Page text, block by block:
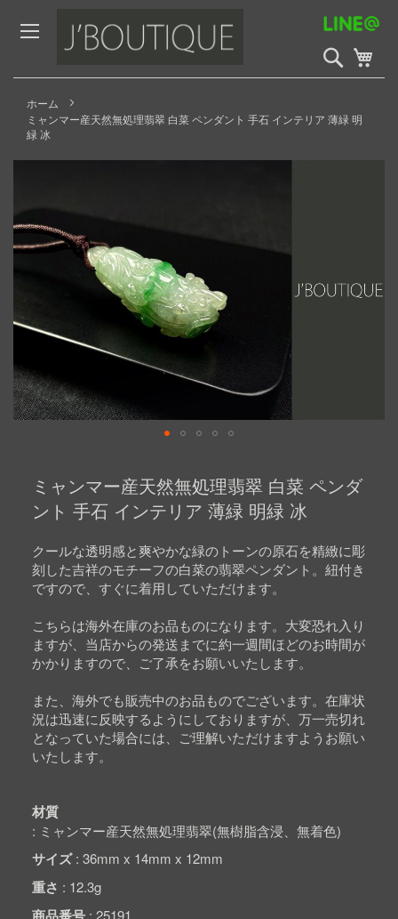
to
Content
検
索
開
ホーム
ミャンマー産天然無処理翡翠 白菜 ペンダント 手石 インテリア 薄緑 明
緑 冰
Skip
end
of
the
beginning
images
gallery
ミャンマー産天然無処理翡翠 白菜 ペンダ
ント 手石 インテリア 薄緑 明緑 冰
クールな透明感と爽やかな緑のトーンの原石を精緻に彫
刻した吉祥のモチーフの白菜の翡翠ペンダント。紐付き
ですので、すぐに着用していただけます。
こちらは海外在庫のお品ものになります。大変恐れ入り
ますが、当店からの発送までに約一週間ほどのお時間が
かかりますので、ご了承をお願いいたします。
また、海外でも販売中のお品ものでございます。在庫状
況は迅速に反映するようにしておりますが、万一売切れ
となっていた場合には、ご理解いただけますようお願い
いたします。
材質
ミャンマー産天然無処理翡翠(無樹脂含浸、無着色)
サイズ 36mm x 14mm x 12mm
重さ 12.3g
25191